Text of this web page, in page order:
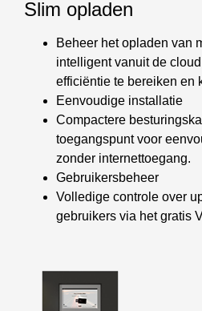
Slim opladen
Beheer het opladen van
intelligent vanuit de
efficiëntie te bereiken en
Eenvoudige installatie
Compactere
toegangspunt voor
zonder internettoegang.
Gebruikersbeheer
Volledige controle over
gebruikers via het gratis